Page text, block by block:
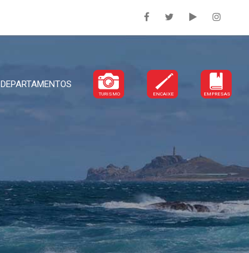
DEPARTAMENTOS
TURISMO ENCAIXE EMPRESAS